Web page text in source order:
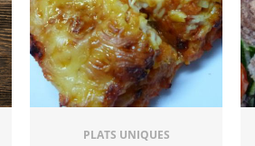
PLATS UNIQUES